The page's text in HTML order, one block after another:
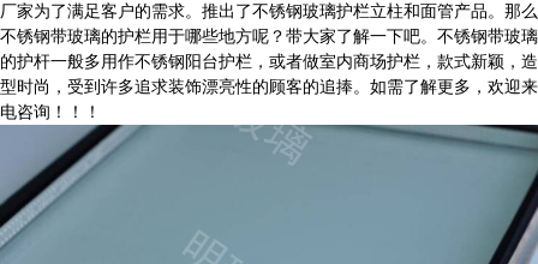
厂家为了满足客户的需求。推出了不锈钢玻璃护栏立柱和面管产品。那么
不锈钢带玻璃的护栏用于哪些地方呢？带大家了解一下吧。不锈钢带玻璃
的护杆一般多用作不锈钢阳台护栏，或者做室内商场护栏，款式新颖，造
型时尚，受到许多追求装饰漂亮性的顾客的追捧。如需了解更多，欢迎来
电咨询！！！